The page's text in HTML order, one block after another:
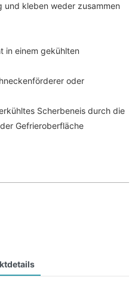
und kleben weder zusammen
in einem gekühlten
oder
Scherbeneis durch die
Gefrieroberfläche